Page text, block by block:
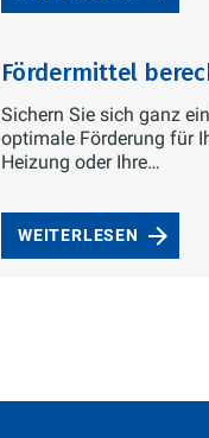
Fördermittel
Sichern Sie sich ganz
optimale Förderung für
Heizung oder Ihre
WEITERLESEN